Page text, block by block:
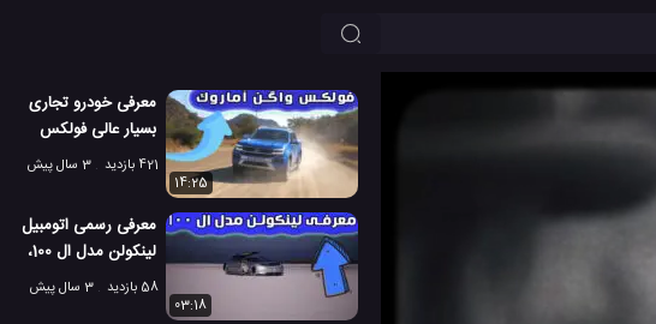
معرفی خودرو تجاری
بسیار عالی فولکس
واگن آماروک
421 بازدید
3 سال پیش
14:25
معرفی رسمی اتومبیل
لینکولن مدل ال 100،
یک خودرو لوکس
58 بازدید
3 سال پیش
03:18